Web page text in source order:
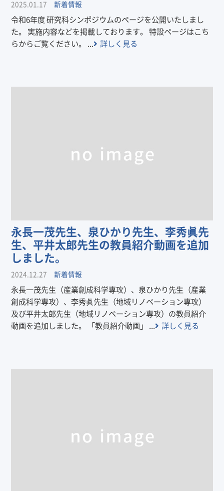
2025.01.17新着情報
令和6年度 研究科シンポジウムのページを公開いたしまし
た。 実施内容などを掲載しております。 特設ページはこち
らからご覧ください。 ...
詳しく見る
永長一茂先生、泉ひかり先生、李秀眞先
生、平井太郎先生の教員紹介動画を追加
しました。
2024.12.27新着情報
永長一茂先生（産業創成科学専攻）、泉ひかり先生（産業
創成科学専攻）、李秀眞先生（地域リノベーション専攻）
及び平井太郎先生（地域リノベーション専攻）の教員紹介
動画を追加しました。 「教員紹介動画」 ...
詳しく見る